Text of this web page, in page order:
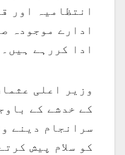
انتظامیہ اور
ادارے موجودہ
ادا کررہے ہیں۔
وزیر اعلی
کے خدشے کے
سرانجام دینے
کو سلام پیش